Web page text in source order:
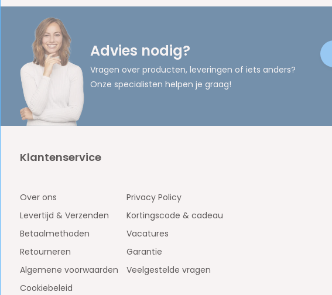
Advies nodig?
Vragen over producten, leveringen of iets anders?
Onze specialisten helpen je graag!
Klantenservice
Over ons
Levertijd & Verzenden
Betaalmethoden
Retourneren
Algemene voorwaarden
Cookiebeleid
Privacy Policy
Kortingscode & cadeau
Vacatures
Garantie
Veelgestelde vragen